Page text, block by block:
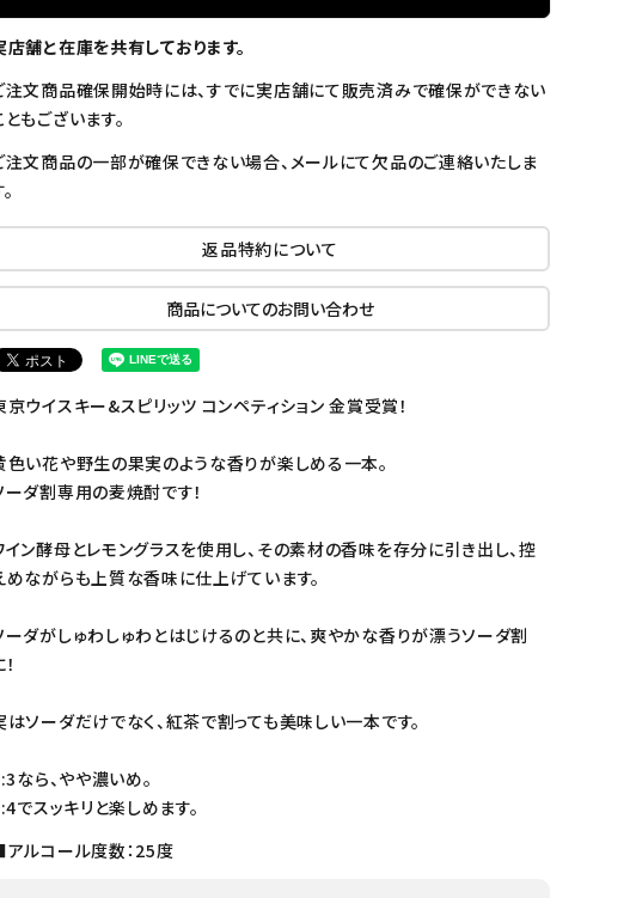
店舗と在庫を共有しております。
注文商品確保開始時には、すでに実店舗にて販売済みで確保ができない
ともございます。
注文商品の一部が確保できない場合、メールにて欠品のご連絡いたしま
返品特約について
商品についてのお問い合わせ
京ウイスキー&スピリッツ コンペティション 金賞受賞！
色い花や野生の果実のような香りが楽しめる一本。
ーダ割専用の麦焼酎です！
イン酵母とレモングラスを使用し、その素材の香味を存分に引き出し、控
めながらも上質な香味に仕上げています。
ーダがしゅわしゅわとはじけるのと共に、爽やかな香りが漂うソーダ割
はソーダだけでなく、紅茶で割っても美味しい一本です。
なら、やや濃いめ。
でスッキリと楽しめます。
ルコール度数：25度